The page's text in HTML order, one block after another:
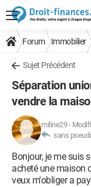
Forum Immobilier
Sujet Précédent
Séparation
vendre la
miline29-
sans
Bonjour, je me suis
acheté une maison
veux m'obliger a